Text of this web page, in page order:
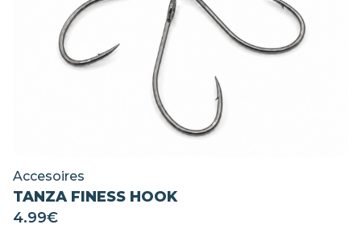
Accesoires
TANZA FINESS HOOK
4.99€